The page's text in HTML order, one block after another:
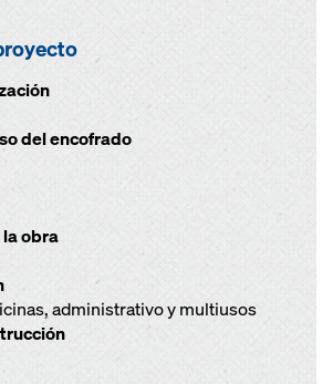
del encofrado
obra
administrativo y multiusos